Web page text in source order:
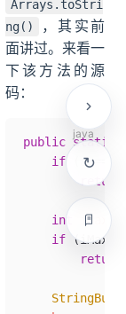
Arrays.toStri
ng()
，其实前
面讲过。来看一
下该方法的源
码：
public static
    if
(a ==
        return
    int
iMax
    if
(iMax
        return